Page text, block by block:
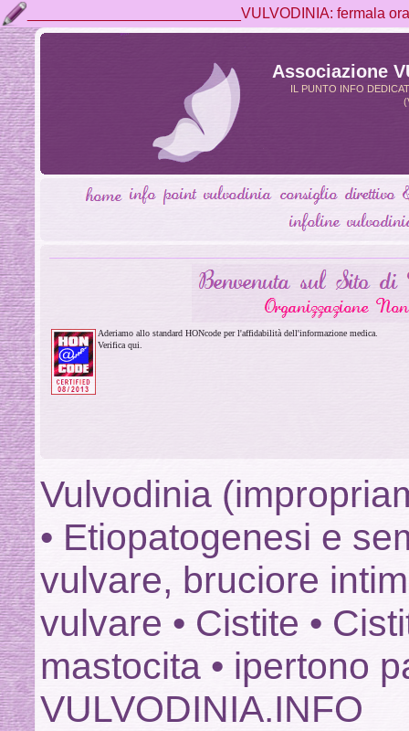
__________________________VULVODINIA: fermala
Associazione
IL PUNTO INFO
Aderiamo allo standard HONcode per l'affidabilità dell'informazione medica.
Verifica qui.
Vulvodinia
• Etiopatogenesi e
vulvare, bruciore
vulvare • Cistite •
mastocita • ipertono
VULVODINIA.INFO